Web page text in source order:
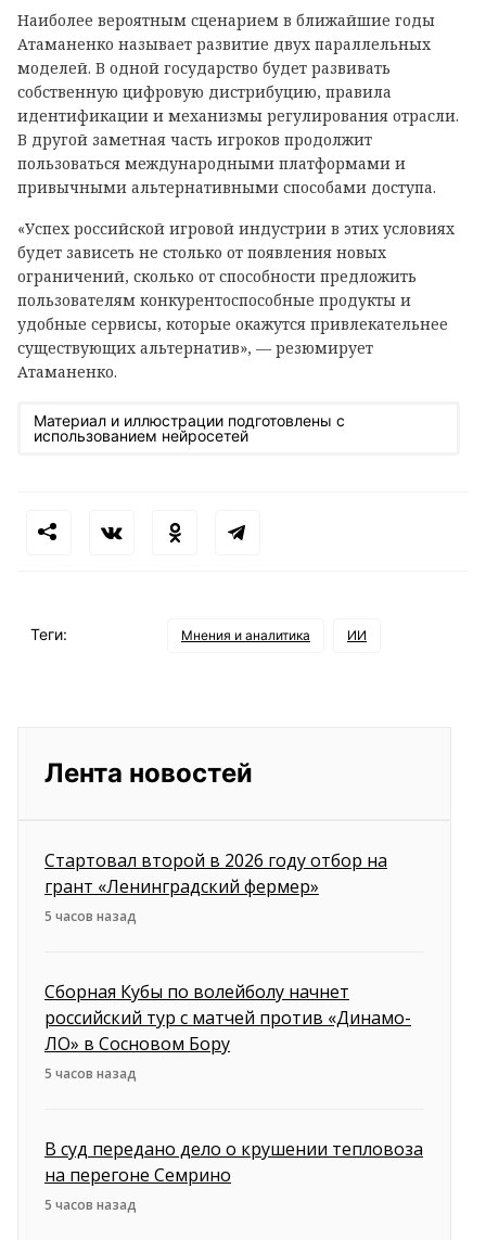
Наиболее вероятным сценарием в ближайшие годы
Атаманенко называет развитие двух параллельных
моделей. В одной государство будет развивать
собственную цифровую дистрибуцию, правила
идентификации и механизмы регулирования отрасли.
В другой заметная часть игроков продолжит
пользоваться международными платформами и
привычными альтернативными способами доступа.
«Успех российской игровой индустрии в этих условиях
будет зависеть не столько от появления новых
ограничений, сколько от способности предложить
пользователям конкурентоспособные продукты и
удобные сервисы, которые окажутся привлекательнее
существующих альтернатив», — резюмирует
Атаманенко.
Материал и иллюстрации подготовлены с
использованием нейросетей
Теги: Мнения и аналитика ИИ
Лента новостей
Стартовал второй в 2026 году отбор на
грант «Ленинградский фермер»
5 часов назад
Сборная Кубы по волейболу начнет
российский тур с матчей против «Динамо-
ЛО» в Сосновом Бору
5 часов назад
В суд передано дело о крушении тепловоза
на перегоне Семрино
5 часов назад